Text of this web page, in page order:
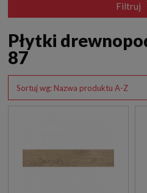
Filtruj
Płytki
87
Sortuj wg: Nazwa produktu A-Z